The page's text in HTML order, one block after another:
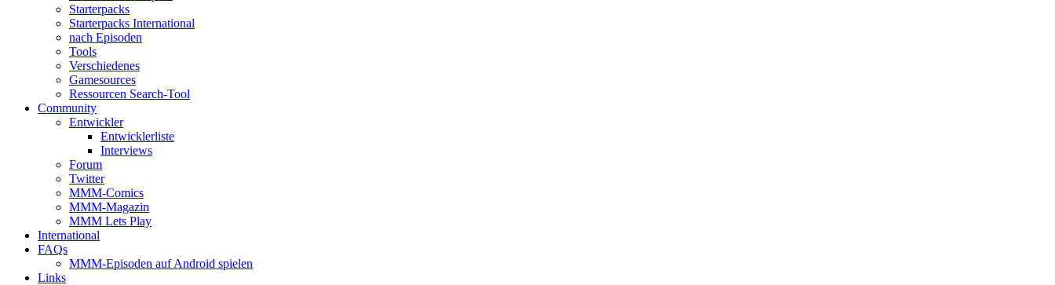
Starterpacks
Starterpacks International
nach Episoden
Tools
Verschiedenes
Gamesources
Ressourcen Search-Tool
Community
Entwickler
Entwicklerliste
Interviews
Forum
Twitter
MMM-Comics
MMM-Magazin
MMM Lets Play
International
FAQs
MMM-Episoden auf Android spielen
Links